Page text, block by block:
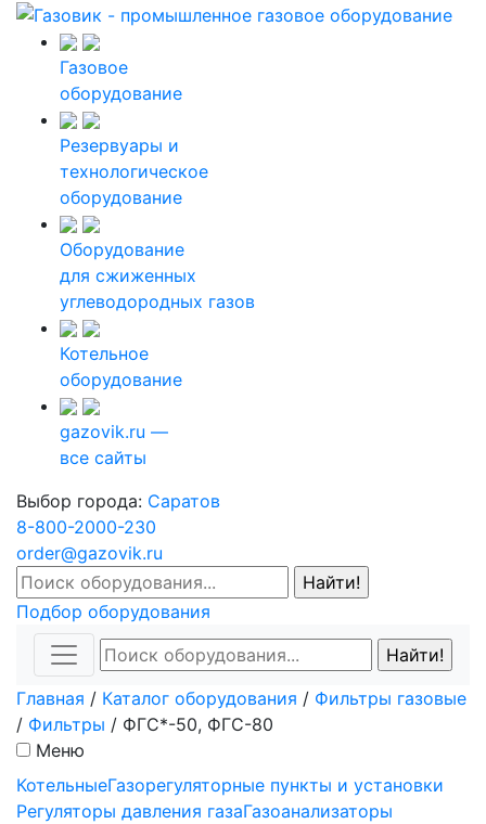
Газовое
оборудование
Резервуары и
технологическое
оборудование
Оборудование
для сжиженных
углеводородных газов
Котельное
оборудование
gazovik.ru —
все сайты
Выбор города: Саратов
8-800-2000-230
order@gazovik.ru
Подбор оборудования
Главная / Каталог оборудования / Фильтры газовые
/ Фильтры / ФГС*-50, ФГС-80
Меню
КотельныеГазорегуляторные пункты и установки
Регуляторы давления газаГазоанализаторы